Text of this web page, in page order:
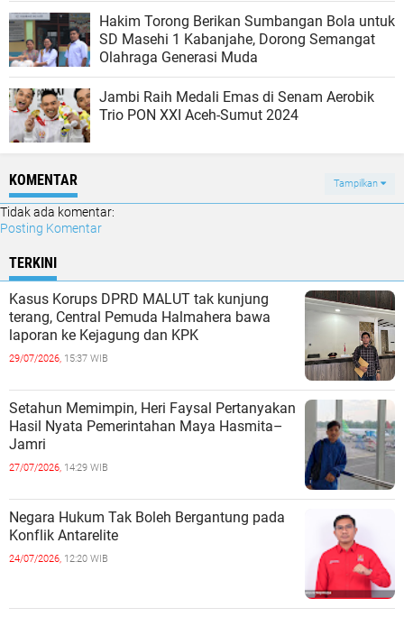
Hakim Torong Berikan Sumbangan Bola untuk
SD Masehi 1 Kabanjahe, Dorong Semangat
Olahraga Generasi Muda
Jambi Raih Medali Emas di Senam Aerobik
Trio PON XXI Aceh-Sumut 2024
KOMENTAR Tampilkan
Tidak ada komentar:
Posting Komentar
TERKINI
Kasus Korups DPRD MALUT tak kunjung
terang, Central Pemuda Halmahera bawa
laporan ke Kejagung dan KPK
29/07/2026, 15:37 WIB
Setahun Memimpin, Heri Faysal Pertanyakan
Hasil Nyata Pemerintahan Maya Hasmita–
Jamri
27/07/2026, 14:29 WIB
Negara Hukum Tak Boleh Bergantung pada
Konflik Antarelite
24/07/2026, 12:20 WIB